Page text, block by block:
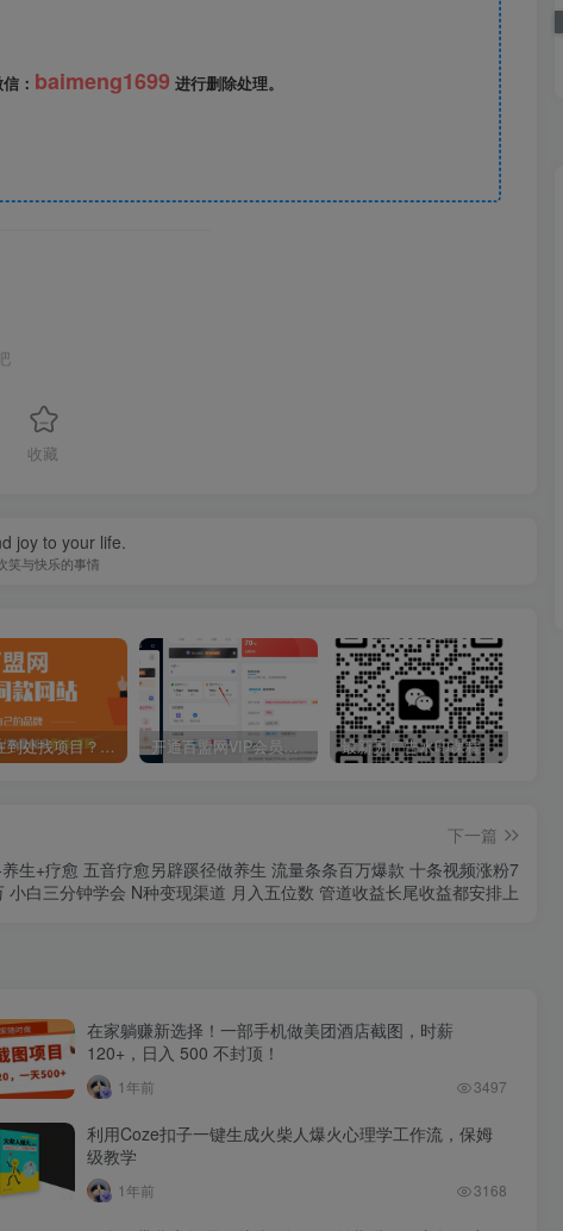
： baimeng1699 进行删除处理。
收藏
joy to your life.
笑与快乐的事情
你还在到处找项目？还在当韭菜？我靠卖项目一个月收入5万+，曾经我也是个失败者。 最新无广告水印课程资源 长期更新
下一篇
生+疗愈 五音疗愈另辟蹊径做养生 流量条条百万爆款 十条视频涨粉7
小白三分钟学会 N种变现渠道 月入五位数 管道收益长尾收益都安排上
在家躺赚新选择！一部手机做美团酒店截图，时薪
120+，日入 500 不封顶！
1年前 3497
利用Coze扣子一键生成火柴人爆火心理学工作流，保姆
级教学
1年前 3168